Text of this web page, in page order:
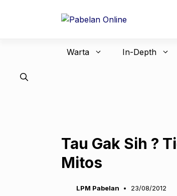
Warta In-Depth
Tau Gak Sih ?
Mitos
LPM Pabelan 23/08/2012